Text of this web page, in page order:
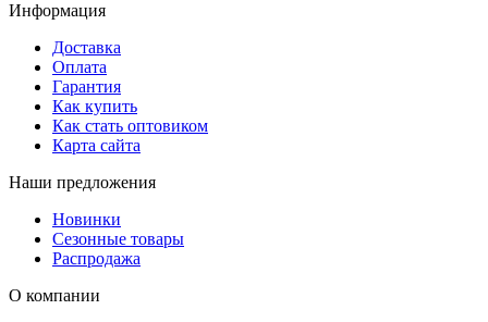
Информация
Доставка
Оплата
Гарантия
Как купить
Как стать оптовиком
Карта сайта
Наши предложения
Новинки
Сезонные товары
Распродажа
О компании